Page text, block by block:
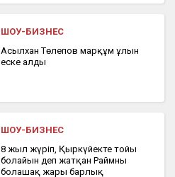
ШОУ-БИЗНЕС
Асылхан Төлепов марқұм ұлын
еске алды
ШОУ-БИЗНЕС
8 жыл жүріп, Қыркүйекте тойы
болайын деп жатқан Раймның
болашақ жары барлық